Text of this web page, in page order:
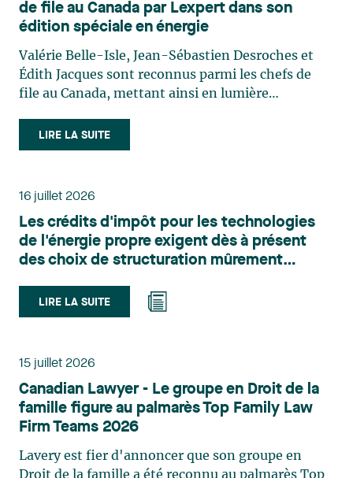
de file au Canada par Lexpert dans son
édition spéciale en énergie
Valérie Belle-Isle, Jean-Sébastien Desroches et
Édith Jacques sont reconnus parmi les chefs de
file au Canada, mettant ainsi en lumière
le domaine du droit des technologies. Valérie
Belle-Isle est associée au sein du groupe de droit
principalement sur le droit de l’environnement,
du territoire. Elle conseille et représente une
clientèle publique et privée dans le cadre d’enjeux
touchant notamment les obligations
et de permis, l’application et la contestation de
règlements d’urbanisme, ainsi que les dossiers
municipalités dans la validation juridique de leurs
Reconnue pour son approche à la fois stratégique
et pratique, elle intervient aussi en matière de
taxation municipale et d’évaluation foncière, en
plus de contribuer régulièrement à des
publications et à des activités de formation. Jean-
LIRE LA SUITE
16 juillet 2026
Les crédits d'impôt pour les technologies
de l'énergie propre exigent dès à présent
des choix de structuration mûrement
LIRE LA SUITE
15 juillet 2026
Canadian Lawyer - Le groupe en Droit de la
famille figure au palmarès Top Family Law
Firm Teams 2026
Lavery est fier d'annoncer que son groupe en
Droit de la famille a été reconnu au palmarès Top